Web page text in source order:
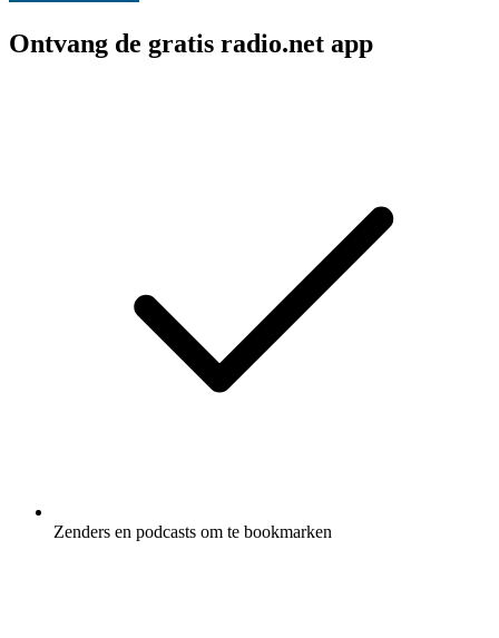
Ontvang de gratis radio.net app
Zenders en podcasts om te bookmarken